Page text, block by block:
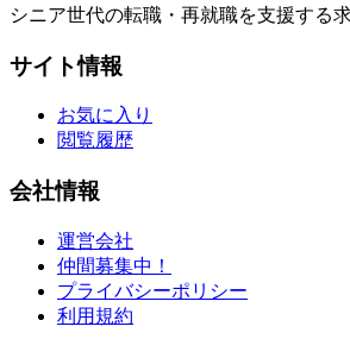
シニア世代の転職・再就職を支援する
サイト情報
お気に入り
閲覧履歴
会社情報
運営会社
仲間募集中！
プライバシーポリシー
利用規約